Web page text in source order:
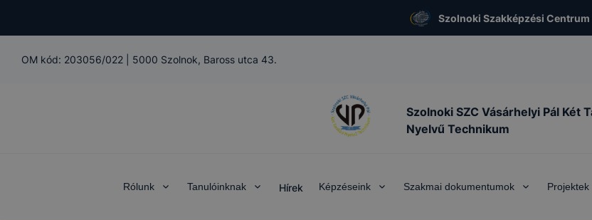
Szolnoki Szakképzési Centrum
OM kód: 203056/022 5000 Szolnok, Baross utca 43.
Szolnoki SZC Vásárhelyi Pál Két
Nyelvű Technikum
Rólunk Tanulóinknak Hírek Képzéseink Szakmai dokumentumok Projektek